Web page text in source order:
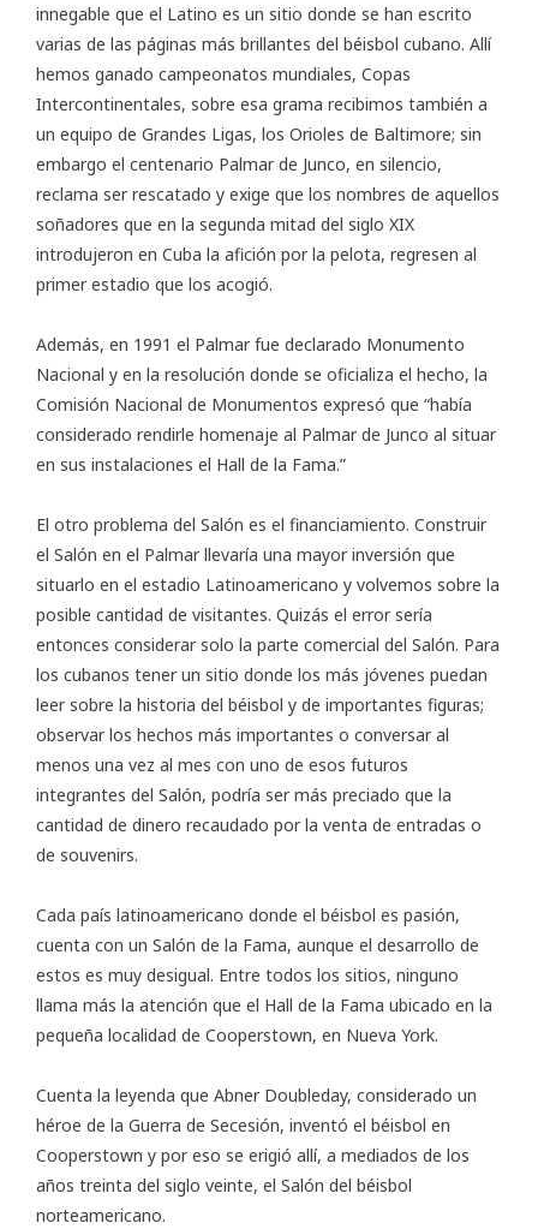
innegable que el Latino es un sitio donde se han escrito
varias de las páginas más brillantes del béisbol cubano. Allí
hemos ganado campeonatos mundiales, Copas
Intercontinentales, sobre esa grama recibimos también a
un equipo de Grandes Ligas, los Orioles de Baltimore; sin
embargo el centenario Palmar de Junco, en silencio,
reclama ser rescatado y exige que los nombres de aquellos
soñadores que en la segunda mitad del siglo XIX
introdujeron en Cuba la afición por la pelota, regresen al
primer estadio que los acogió.
Además, en 1991 el Palmar fue declarado Monumento
Nacional y en la resolución donde se oficializa el hecho, la
Comisión Nacional de Monumentos expresó que “había
considerado rendirle homenaje al Palmar de Junco al situar
en sus instalaciones el Hall de la Fama.”
El otro problema del Salón es el financiamiento. Construir
el Salón en el Palmar llevaría una mayor inversión que
situarlo en el estadio Latinoamericano y volvemos sobre la
posible cantidad de visitantes. Quizás el error sería
entonces considerar solo la parte comercial del Salón. Para
los cubanos tener un sitio donde los más jóvenes puedan
leer sobre la historia del béisbol y de importantes figuras;
observar los hechos más importantes o conversar al
menos una vez al mes con uno de esos futuros
integrantes del Salón, podría ser más preciado que la
cantidad de dinero recaudado por la venta de entradas o
de souvenirs.
Cada país latinoamericano donde el béisbol es pasión,
cuenta con un Salón de la Fama, aunque el desarrollo de
estos es muy desigual. Entre todos los sitios, ninguno
llama más la atención que el Hall de la Fama ubicado en la
pequeña localidad de Cooperstown, en Nueva York.
Cuenta la leyenda que Abner Doubleday, considerado un
héroe de la Guerra de Secesión, inventó el béisbol en
Cooperstown y por eso se erigió allí, a mediados de los
años treinta del siglo veinte, el Salón del béisbol
norteamericano.